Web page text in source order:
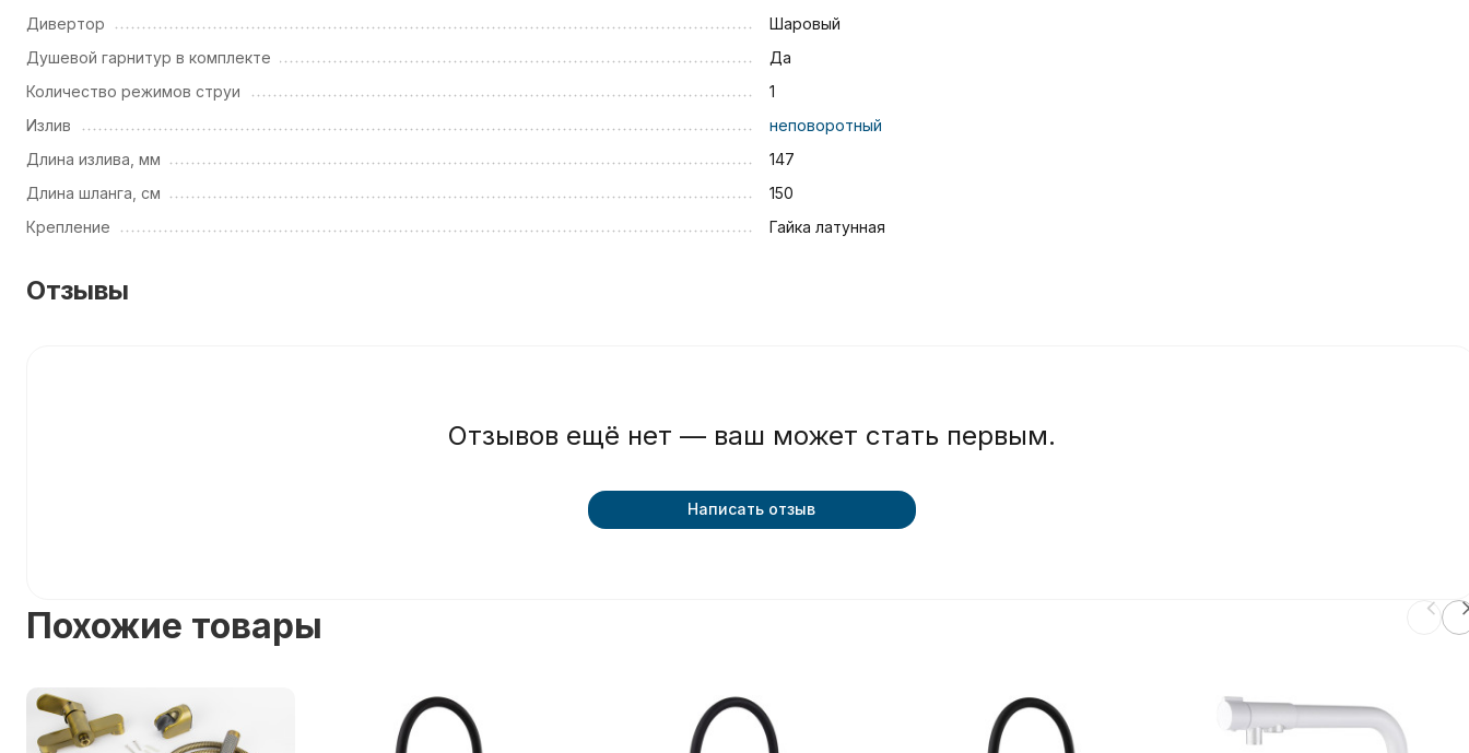
Дивертор
Шаровый
Душевой гарнитур в комплекте
Да
Количество режимов струи
1
Излив
неповоротный
Длина излива, мм
147
Длина шланга, см
150
Крепление
Гайка латунная
Отзывы
Отзывов ещё нет — ваш может стать первым.
Написать отзыв
Похожие товары